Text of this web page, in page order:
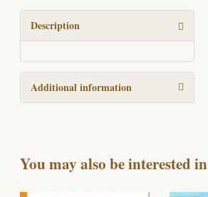
eller
problem
för
arbetsgivare
och
företagare
quantity
Description
Additional information
You may also be interested in